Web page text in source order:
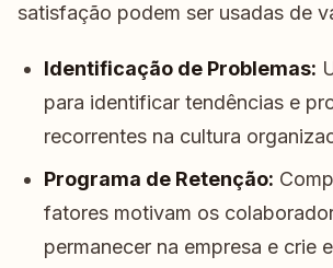
satisfação podem ser usadas de
Identificação de Problemas:
para identificar tendências e
recorrentes na cultura
Programa de Retenção:
fatores motivam os
permanecer na empresa e crie